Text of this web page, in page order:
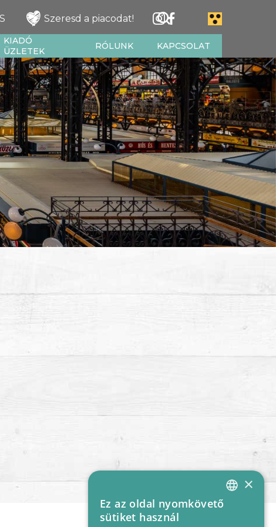
Szeresd a piacodat!
KIADÓ
ÜZLETEK
RÓLUNK KAPCSOLAT
HUNGARIAN
×
Ez az oldal nyomkövető
sütiket használ